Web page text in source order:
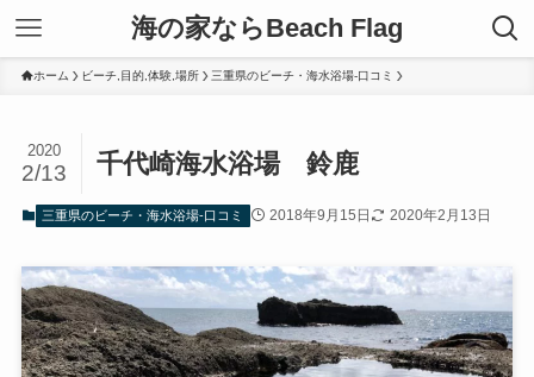
海の家ならBeach Flag
ホーム ビーチ,目的,体験,場所 三重県のビーチ・海水浴場-口コミ
千代崎海水浴場 鈴鹿
2020
2/13
三重県のビーチ・海水浴場-口コミ 2018年9月15日 2020年2月13日